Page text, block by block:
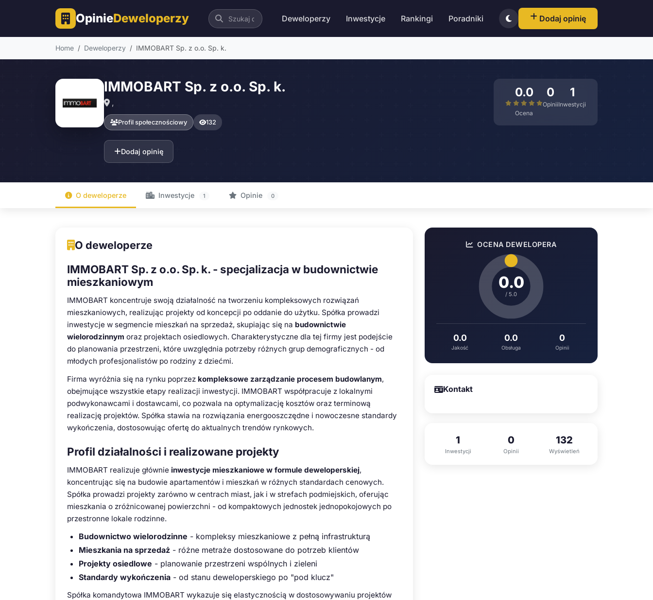
OpinieDeweloperzy Deweloperzy Inwestycje Rankingi Poradniki Dodaj opinię
Home Deweloperzy IMMOBART Sp. z o.o. Sp. k.
IMMOBART Sp. z o.o. Sp. k.
,
Profil społecznościowy 132
Dodaj opinię
0.0
Ocena
0
Opinii
1
Inwestycji
O deweloperze Inwestycje 1 Opinie 0
O deweloperze
IMMOBART Sp. z o.o. Sp. k. - specjalizacja w budownictwie
mieszkaniowym
IMMOBART koncentruje swoją działalność na tworzeniu kompleksowych rozwiązań
mieszkaniowych, realizując projekty od koncepcji po oddanie do użytku. Spółka prowadzi
inwestycje w segmencie mieszkań na sprzedaż, skupiając się na budownictwie
wielorodzinnym oraz projektach osiedlowych. Charakterystyczne dla tej firmy jest podejście
do planowania przestrzeni, które uwzględnia potrzeby różnych grup demograficznych - od
młodych profesjonalistów po rodziny z dziećmi.
Firma wyróżnia się na rynku poprzez kompleksowe zarządzanie procesem budowlanym,
obejmujące wszystkie etapy realizacji inwestycji. IMMOBART współpracuje z lokalnymi
podwykonawcami i dostawcami, co pozwala na optymalizację kosztów oraz terminową
realizację projektów. Spółka stawia na rozwiązania energooszczędne i nowoczesne standardy
wykończenia, dostosowując ofertę do aktualnych trendów rynkowych.
Profil działalności i realizowane projekty
IMMOBART realizuje głównie inwestycje mieszkaniowe w formule deweloperskiej,
koncentrując się na budowie apartamentów i mieszkań w różnych standardach cenowych.
Spółka prowadzi projekty zarówno w centrach miast, jak i w strefach podmiejskich, oferując
mieszkania o zróżnicowanej powierzchni - od kompaktowych jednostek jednopokojowych po
przestronne lokale rodzinne.
Budownictwo wielorodzinne - kompleksy mieszkaniowe z pełną infrastrukturą
Mieszkania na sprzedaż - różne metraże dostosowane do potrzeb klientów
Projekty osiedlowe - planowanie przestrzeni wspólnych i zieleni
Standardy wykończenia - od stanu deweloperskiego po "pod klucz"
Spółka komandytowa IMMOBART wykazuje się elastycznością w dostosowywaniu projektów
OCENA DEWELOPERA
0.0
/ 5.0
0.0
Jakość
0.0
Obsługa
0
Opinii
Kontakt
1
Inwestycji
0
Opinii
132
Wyświetleń